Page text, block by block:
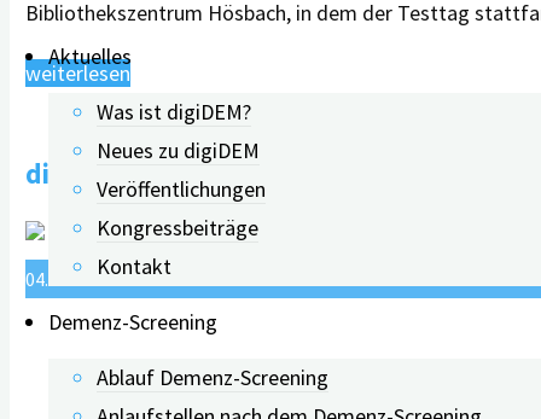
Aktuelles
Was ist digiDEM?
Neues zu digiDEM
Veröffentlichungen
Kongressbeiträge
Kontakt
Demenz-Screening
Ablauf Demenz-Screening
Bibliothekszentrum Hösbach, in dem der Testtag
weiterlesen"Bayerns
Gesundheitsministerin
Judith
Gerlach
beim
Demenz-
Screeningtag
Hösbach"
digiDEM Bayern-Studie: Demenzwissen
04.06.202511.06.2026